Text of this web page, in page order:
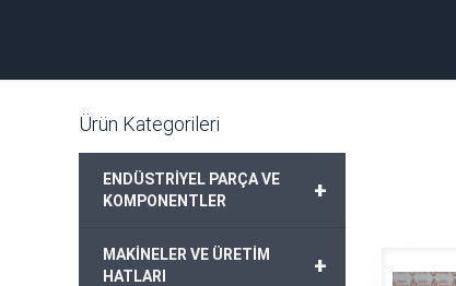
Ürün Kategorileri
+
ENDÜSTRİYEL PARÇA VE
KOMPONENTLER
+
MAKİNELER VE ÜRETİM
HATLARI